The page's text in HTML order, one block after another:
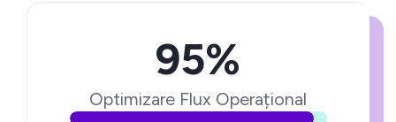
95%
Optimizare Flux Operațional